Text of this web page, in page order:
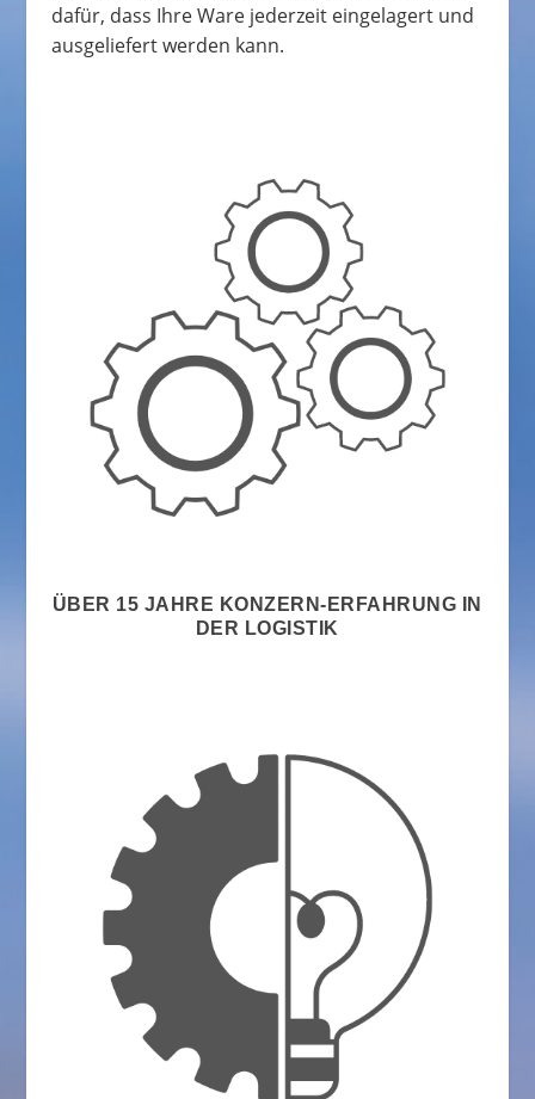
dafür, dass Ihre Ware jederzeit eingelagert und
ausgeliefert werden kann.
ÜBER 15 JAHRE KONZERN-ERFAHRUNG IN
DER LOGISTIK